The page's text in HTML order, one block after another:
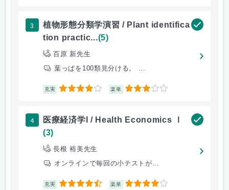
3
植物形態分類学演習 / Plant identifica
tion practic...(5)
百原 新先生
葉っぱを100類見分ける。 ...
充実 4 楽単 3
4
医療経済学I / Health Economics Ⅰ
(3)
長根 裕美先生
オンラインで毎回の小テストが...
充実 4.5 楽単 4